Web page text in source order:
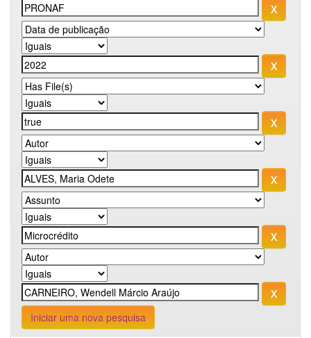
Iniciar uma nova pesquisa